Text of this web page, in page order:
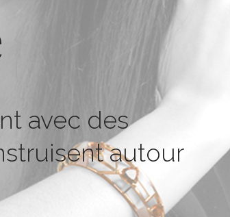
avec des
autour